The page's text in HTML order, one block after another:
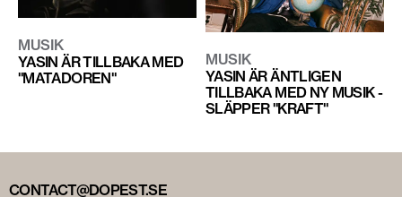
MUSIK
YASIN ÄR TILLBAKA MED
"MATADOREN"
MUSIK
YASIN ÄR ÄNTLIGEN
TILLBAKA MED NY MUSIK -
SLÄPPER "KRAFT"
CONTACT@DOPEST.SE